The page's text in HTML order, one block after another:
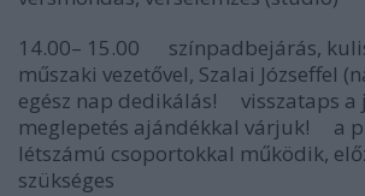
14.00– 15.00 színpadbejárás,
műszaki vezetővel, Szalai Józseffel
egész nap dedikálás! visszataps a
meglepetés ajándékkal várjuk! a
létszámú csoportokkal működik,
szükséges